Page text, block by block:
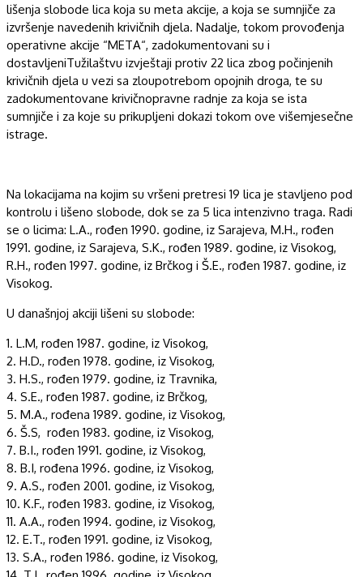
lišenja slobode lica koja su meta akcije, a koja se sumnjiče za
izvršenje navedenih krivičnih djela. Nadalje, tokom provođenja
operativne akcije “META“, zadokumentovani su i
dostavljeniTužilaštvu izvještaji protiv 22 lica zbog počinjenih
krivičnih djela u vezi sa zloupotrebom opojnih droga, te su
zadokumentovane krivičnopravne radnje za koja se ista
sumnjiče i za koje su prikupljeni dokazi tokom ove višemjesečne
istrage.
Na lokacijama na kojim su vršeni pretresi 19 lica je stavljeno pod
kontrolu i lišeno slobode, dok se za 5 lica intenzivno traga. Radi
se o licima: L.A., rođen 1990. godine, iz Sarajeva, M.H., rođen
1991. godine, iz Sarajeva, S.K., rođen 1989. godine, iz Visokog,
R.H., rođen 1997. godine, iz Brčkog i Š.E., rođen 1987. godine, iz
Visokog.
U današnjoj akciji lišeni su slobode:
1. L .M, rođen 1987. godine, iz Visokog,
2. H.D., rođen 1978. godine, iz Visokog,
3. H.S., rođen 1979. godine, iz Travnika,
4. S.E., rođen 1987. godine, iz Brčkog,
5. M.A., rođena 1989. godine, iz Visokog,
6. Š.S, rođen 1983. godine, iz Visokog,
7. B.I., rođen 1991. godine, iz Visokog,
8. B.I, rođena 1996. godine, iz Visokog,
9. A.S., rođen 2001. godine, iz Visokog,
10. K.F., rođen 1983. godine, iz Visokog,
11. A.A., rođen 1994. godine, iz Visokog,
12. E.T., rođen 1991. godine, iz Visokog,
13. S.A., rođen 1986. godine, iz Visokog,